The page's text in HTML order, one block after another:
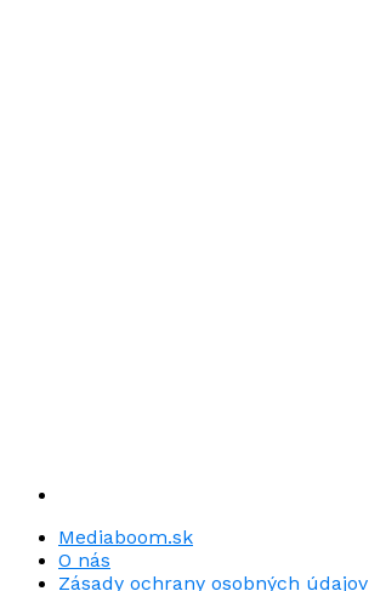
Mediaboom.sk
O nás
Zásady ochrany osobných údajov